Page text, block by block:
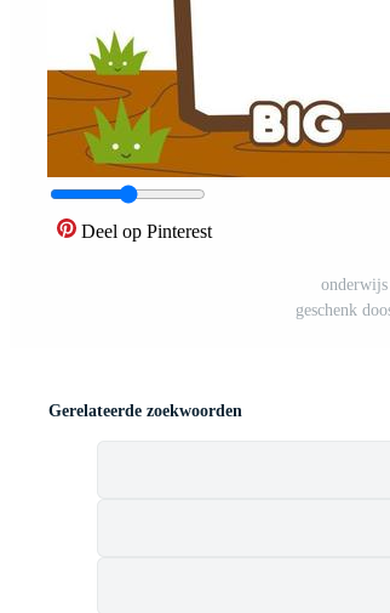
Deel op Pinterest
geschenk
Gerelateerde zoekwoorden